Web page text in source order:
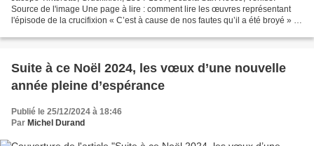
Source de l'image Une page à lire : comment lire les œuvres représentant
l'épisode de la crucifixion « C’est à cause de nos fautes qu’il a été broyé » (Is
Suite à ce Noël 2024, les vœux d’une nouvelle
année pleine d’espérance
Publié le 25/12/2024 à 18:46
Par Michel Durand